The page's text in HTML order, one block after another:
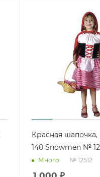
Красная шапочка,
140 Snowmen №
Много № 12512